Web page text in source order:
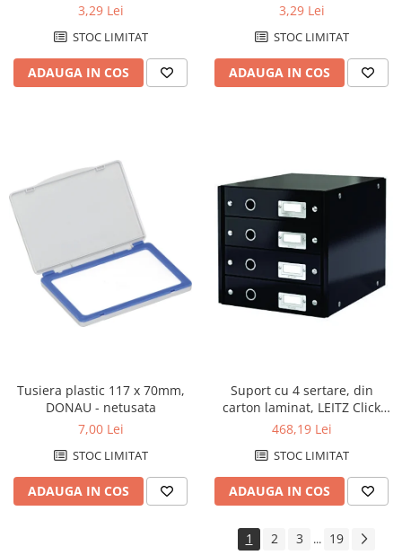
Echipamente de protectie
Imbracaminte
Incaltaminte
Protectie auditiva
Protectie respiratorie
Truse sanitare
3,29 Lei
STOC LIMITAT
ADAUGA IN COS
3,29 Lei
STOC LIMITAT
ADAUGA IN COS
Tusiera plastic 117 x 70mm,
DONAU - netusata
7,00 Lei
STOC LIMITAT
ADAUGA IN COS
Suport cu 4 sertare, din
carton laminat, LEITZ Click
&amp; Store - negru
468,19 Lei
STOC LIMITAT
ADAUGA IN COS
1 2 3 ... 19